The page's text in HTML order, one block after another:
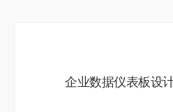
企业数据仪表板设